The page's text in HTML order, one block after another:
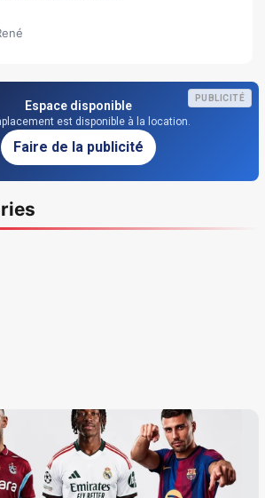
PUBLICITÉ
Espace disponible
est disponible à la location.
Faire de la publicité